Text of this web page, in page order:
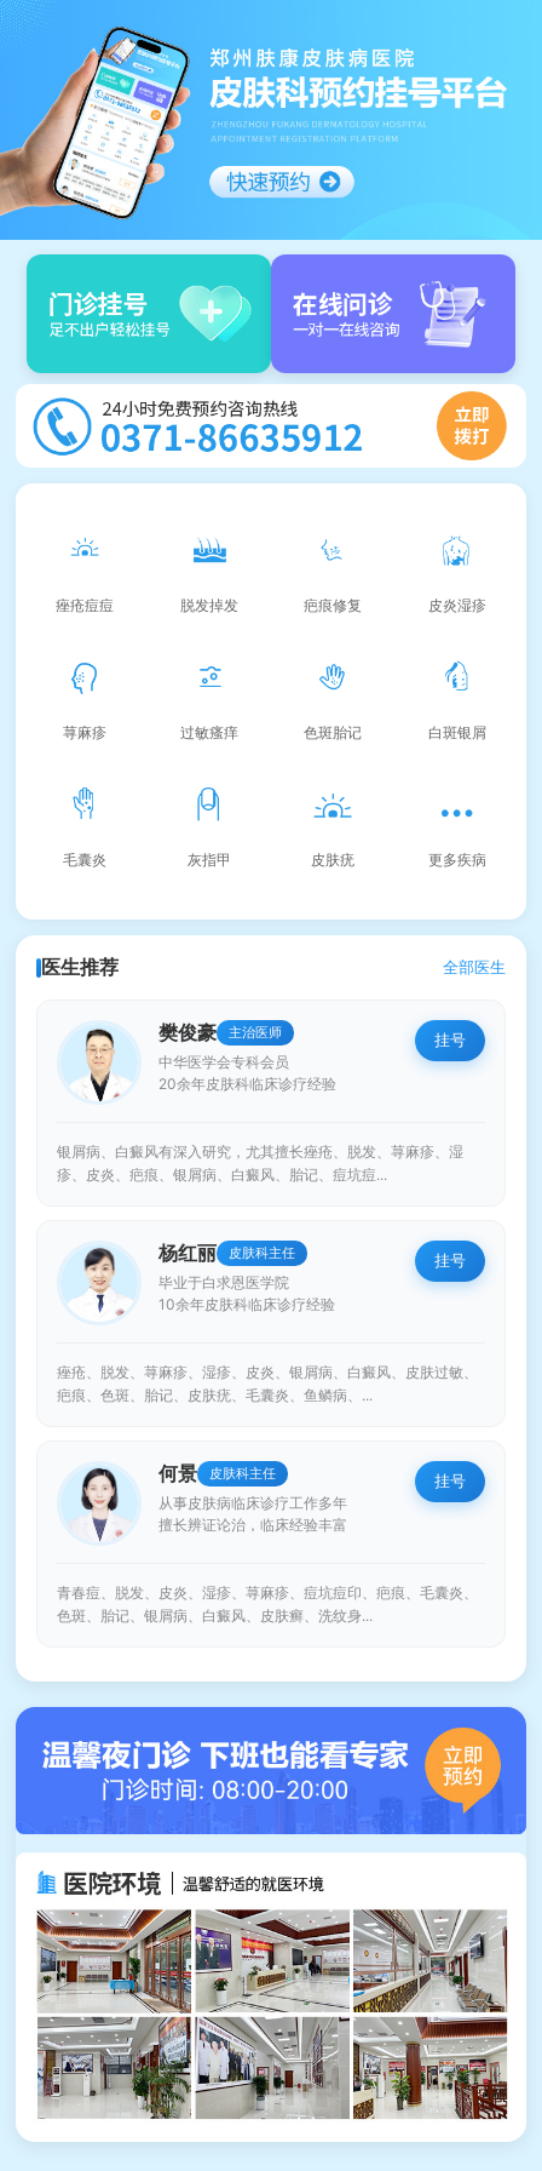
痤疮痘痘 脱发掉发 疤痕修复 皮炎湿疹
荨麻疹 过敏瘙痒 色斑胎记 白斑银屑
毛囊炎 灰指甲 皮肤疣 更多疾病
医生推荐 全部医生
樊俊豪 主治医师
中华医学会专科会员
20余年皮肤科临床诊疗经验
挂号
银屑病、白癜风有深入研究，尤其擅长痤疮、脱发、荨麻疹、湿
疹、皮炎、疤痕、银屑病、白癜风、胎记、痘坑痘...
杨红丽 皮肤科主任
毕业于白求恩医学院
10余年皮肤科临床诊疗经验
挂号
痤疮、脱发、荨麻疹、湿疹、皮炎、银屑病、白癜风、皮肤过敏、
疤痕、色斑、胎记、皮肤疣、毛囊炎、鱼鳞病、...
何景 皮肤科主任
从事皮肤病临床诊疗工作多年
擅长辨证论治，临床经验丰富
挂号
青春痘、脱发、皮炎、湿疹、荨麻疹、痘坑痘印、疤痕、毛囊炎、
色斑、胎记、银屑病、白癜风、皮肤癣、洗纹身...